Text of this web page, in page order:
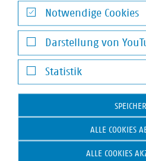
Severin Maier
Senior-Fachgebietsleiter
Notwendige Cookies
Notwendige Cookies
Darstellung von
Darstellung von YouTube-
Statistik
Statistik
ALLE COOKIES
ALLE COOKIES